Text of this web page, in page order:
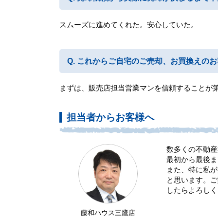
スムーズに進めてくれた。安心していた。
これからご自宅のご売却、お買換えの
まずは、販売店担当営業マンを信頼することが
担当者からお客様へ
藤和ハウス三鷹店
数多くの不動
最初から最後
また、特に私
と思います。
したらよろし